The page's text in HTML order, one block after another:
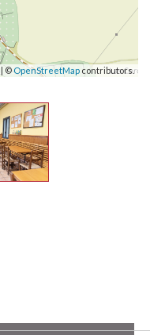
| ©OpenStreetMap contributors.